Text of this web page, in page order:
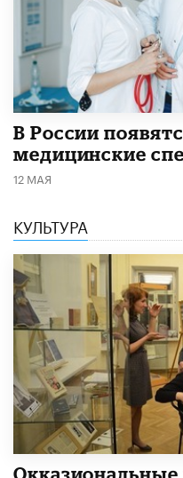
В России
медицинские
12 МАЯ
КУЛЬТУРА